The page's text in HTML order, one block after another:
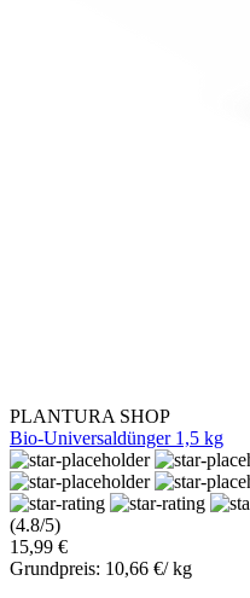
PLANTURA SHOP
Bio-Universaldünger 1,5 kg
(4.8/5)
15,99 €
Grundpreis: 10,66 €/ kg